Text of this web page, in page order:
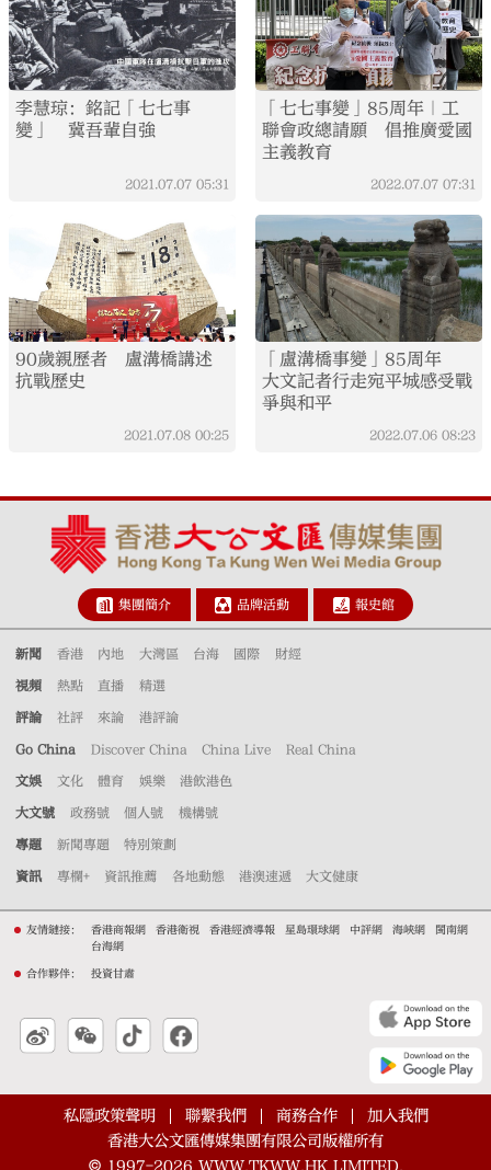
李慧琼：銘記「七七事
變」 冀吾輩自強
2021.07.07 05:31
「七七事變」85周年｜工
聯會政總請願 倡推廣愛國
主義教育
2022.07.07 07:31
90歲親歷者 盧溝橋講述
抗戰歷史
2021.07.08 00:25
「盧溝橋事變」85周年
大文記者行走宛平城感受戰
爭與和平
2022.07.06 08:23
集團簡介 品牌活動 報史館
新聞 香港 內地 大灣區 台海 國際 財經
視頻 熱點 直播 精選
評論 社評 來論 港評論
Go China Discover China China Live Real China
文娛 文化 體育 娛樂 港飲港色
大文號 政務號 個人號 機構號
專題 新聞專題 特別策劃
資訊 專欄+ 資訊推薦 各地動態 港澳速遞 大文健康
友情鏈接： 香港商報網 香港衛視 香港經濟導報 星島環球網 中評網 海峽網
閩南網
台海網
合作夥伴： 投資甘肅
私隱政策聲明 聯繫我們 商務合作
加入我們
香港大公文匯傳媒集團有限公司版權所有
© 1997-2026 WWW.TKWW.HK LIMITED.